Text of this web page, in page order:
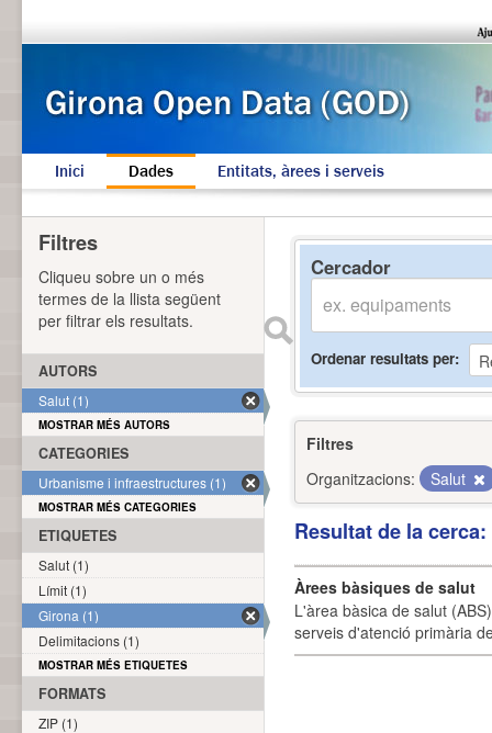
Inici Dades Entitats, àrees i serveis
Cercador
Ordenar resultats per
Filtres
Organitzacions:
Salut
Resultat de la
Àrees bàsiques de salut
L'àrea bàsica de salut
serveis d'atenció primària
Filtres
Cliqueu sobre un o més
termes de la llista següent
per filtrar els resultats.
AUTORS
Salut (1)
MOSTRAR MÉS AUTORS
CATEGORIES
Urbanisme i infraestructures (1)
MOSTRAR MÉS CATEGORIES
ETIQUETES
Salut (1)
Límit (1)
Girona (1)
Delimitacions (1)
MOSTRAR MÉS ETIQUETES
FORMATS
ZIP (1)